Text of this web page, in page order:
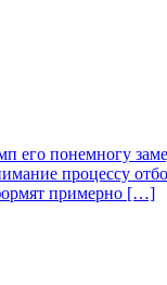
его понемногу
процессу
примерно […]